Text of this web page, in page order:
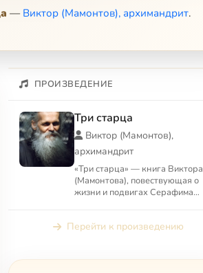
— Виктор (Мамонтов), архимандрит.
ПРОИЗВЕДЕНИЕ
Три старца
Виктор (Мамонтов),
архимандрит
«Три старца» — книга Виктора
(Мамонтова), повествующая о
жизни и подвигах Серафима
Перейти к произведению